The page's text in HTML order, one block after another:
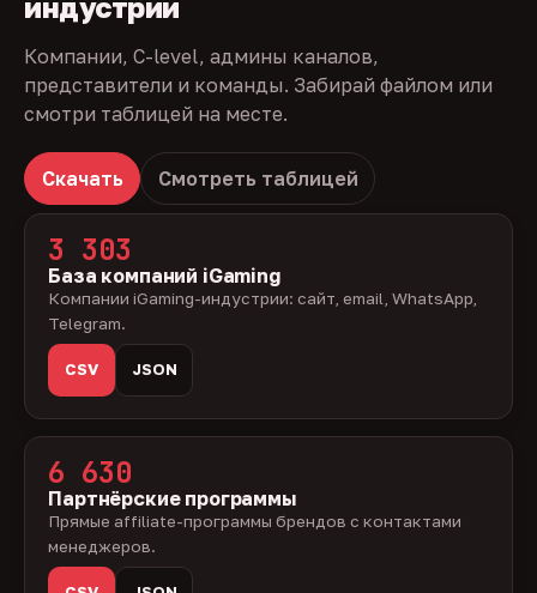
индустрии
Компании, C-level, админы каналов,
представители и команды. Забирай файлом или
смотри таблицей на месте.
Скачать Смотреть таблицей
3 303
База компаний iGaming
Компании iGaming-индустрии: сайт, email, WhatsApp,
Telegram.
CSV JSON
6 630
Партнёрские программы
Прямые affiliate-программы брендов с контактами
менеджеров.